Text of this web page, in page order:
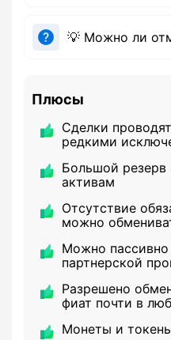
💡 Можно ли
Плюсы
Сделки
редкими
Большой резерв
активам
Отсутствие
можно
Можно пассивно
партнерской
Разрешено
фиат почти в
Монеты и